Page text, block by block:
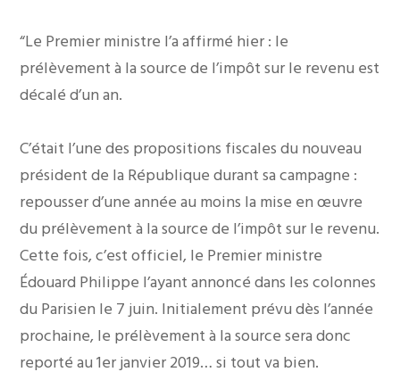
“Le Premier ministre l’a affirmé hier : le
prélèvement à la source de l’impôt sur le revenu est
décalé d’un an.
C’était l’une des propositions fiscales du nouveau
président de la République durant sa campagne :
repousser d’une année au moins la mise en œuvre
du prélèvement à la source de l’impôt sur le revenu.
Cette fois, c’est officiel, le Premier ministre
Édouard Philippe l’ayant annoncé dans les colonnes
du Parisien le 7 juin. Initialement prévu dès l’année
prochaine, le prélèvement à la source sera donc
reporté au 1er janvier 2019… si tout va bien.